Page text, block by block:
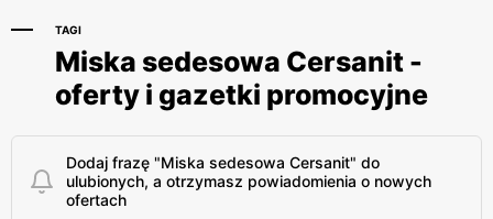
TAGI
Miska sedesowa Cersanit -
oferty i gazetki promocyjne
Dodaj frazę "Miska sedesowa Cersanit" do
ulubionych, a otrzymasz powiadomienia o nowych
ofertach